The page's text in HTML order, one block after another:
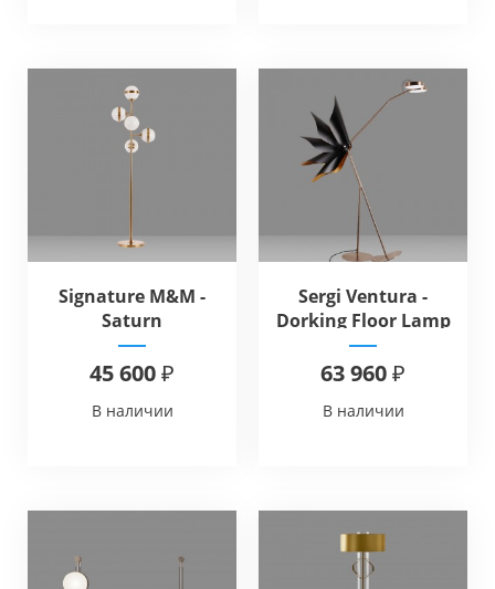
Signature M&M -
Saturn
45 600 ₽
В наличии
Sergi Ventura -
Dorking Floor Lamp
63 960 ₽
В наличии